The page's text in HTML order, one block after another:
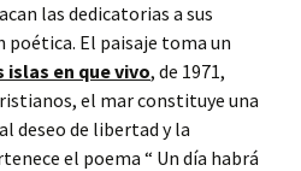
las dedicatorias a sus
poética. El paisaje toma un
islas en que vivo, de 1971,
el mar constituye una
deseo de libertad y la
el poema “ Un día habrá